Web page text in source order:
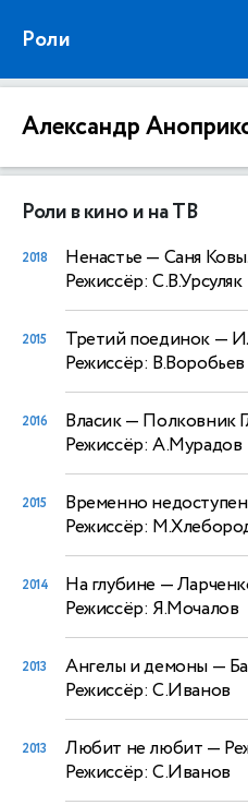
Роли
Александр
Роли в кино и на ТВ
2018 Ненастье— Саня
Режиссёр: С.В.Урсуляк
2015 Третий поединок —
Режиссёр: В.Воробьев
2016 Власик— Полковник
Режиссёр: А.Мурадов
2015 Временно недоступен
Режиссёр:
2014 На глубине —
Режиссёр: Я.Мочалов
2013 Ангелы и демоны —
Режиссёр: С.Иванов
2013 Любит не любит —
Режиссёр: С.Иванов